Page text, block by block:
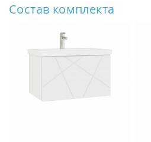
Состав комплекта